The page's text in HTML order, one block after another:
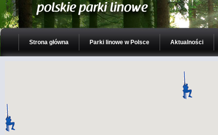
Strona główna Parki linowe w Polsce Aktualności